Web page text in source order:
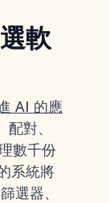
軟
AI 的應
配對、
數千份
系統將
選器、